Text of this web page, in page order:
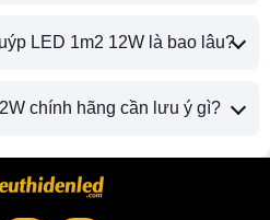
LED 1m2 12W là bao lâu?
chính hãng cần lưu ý gì?